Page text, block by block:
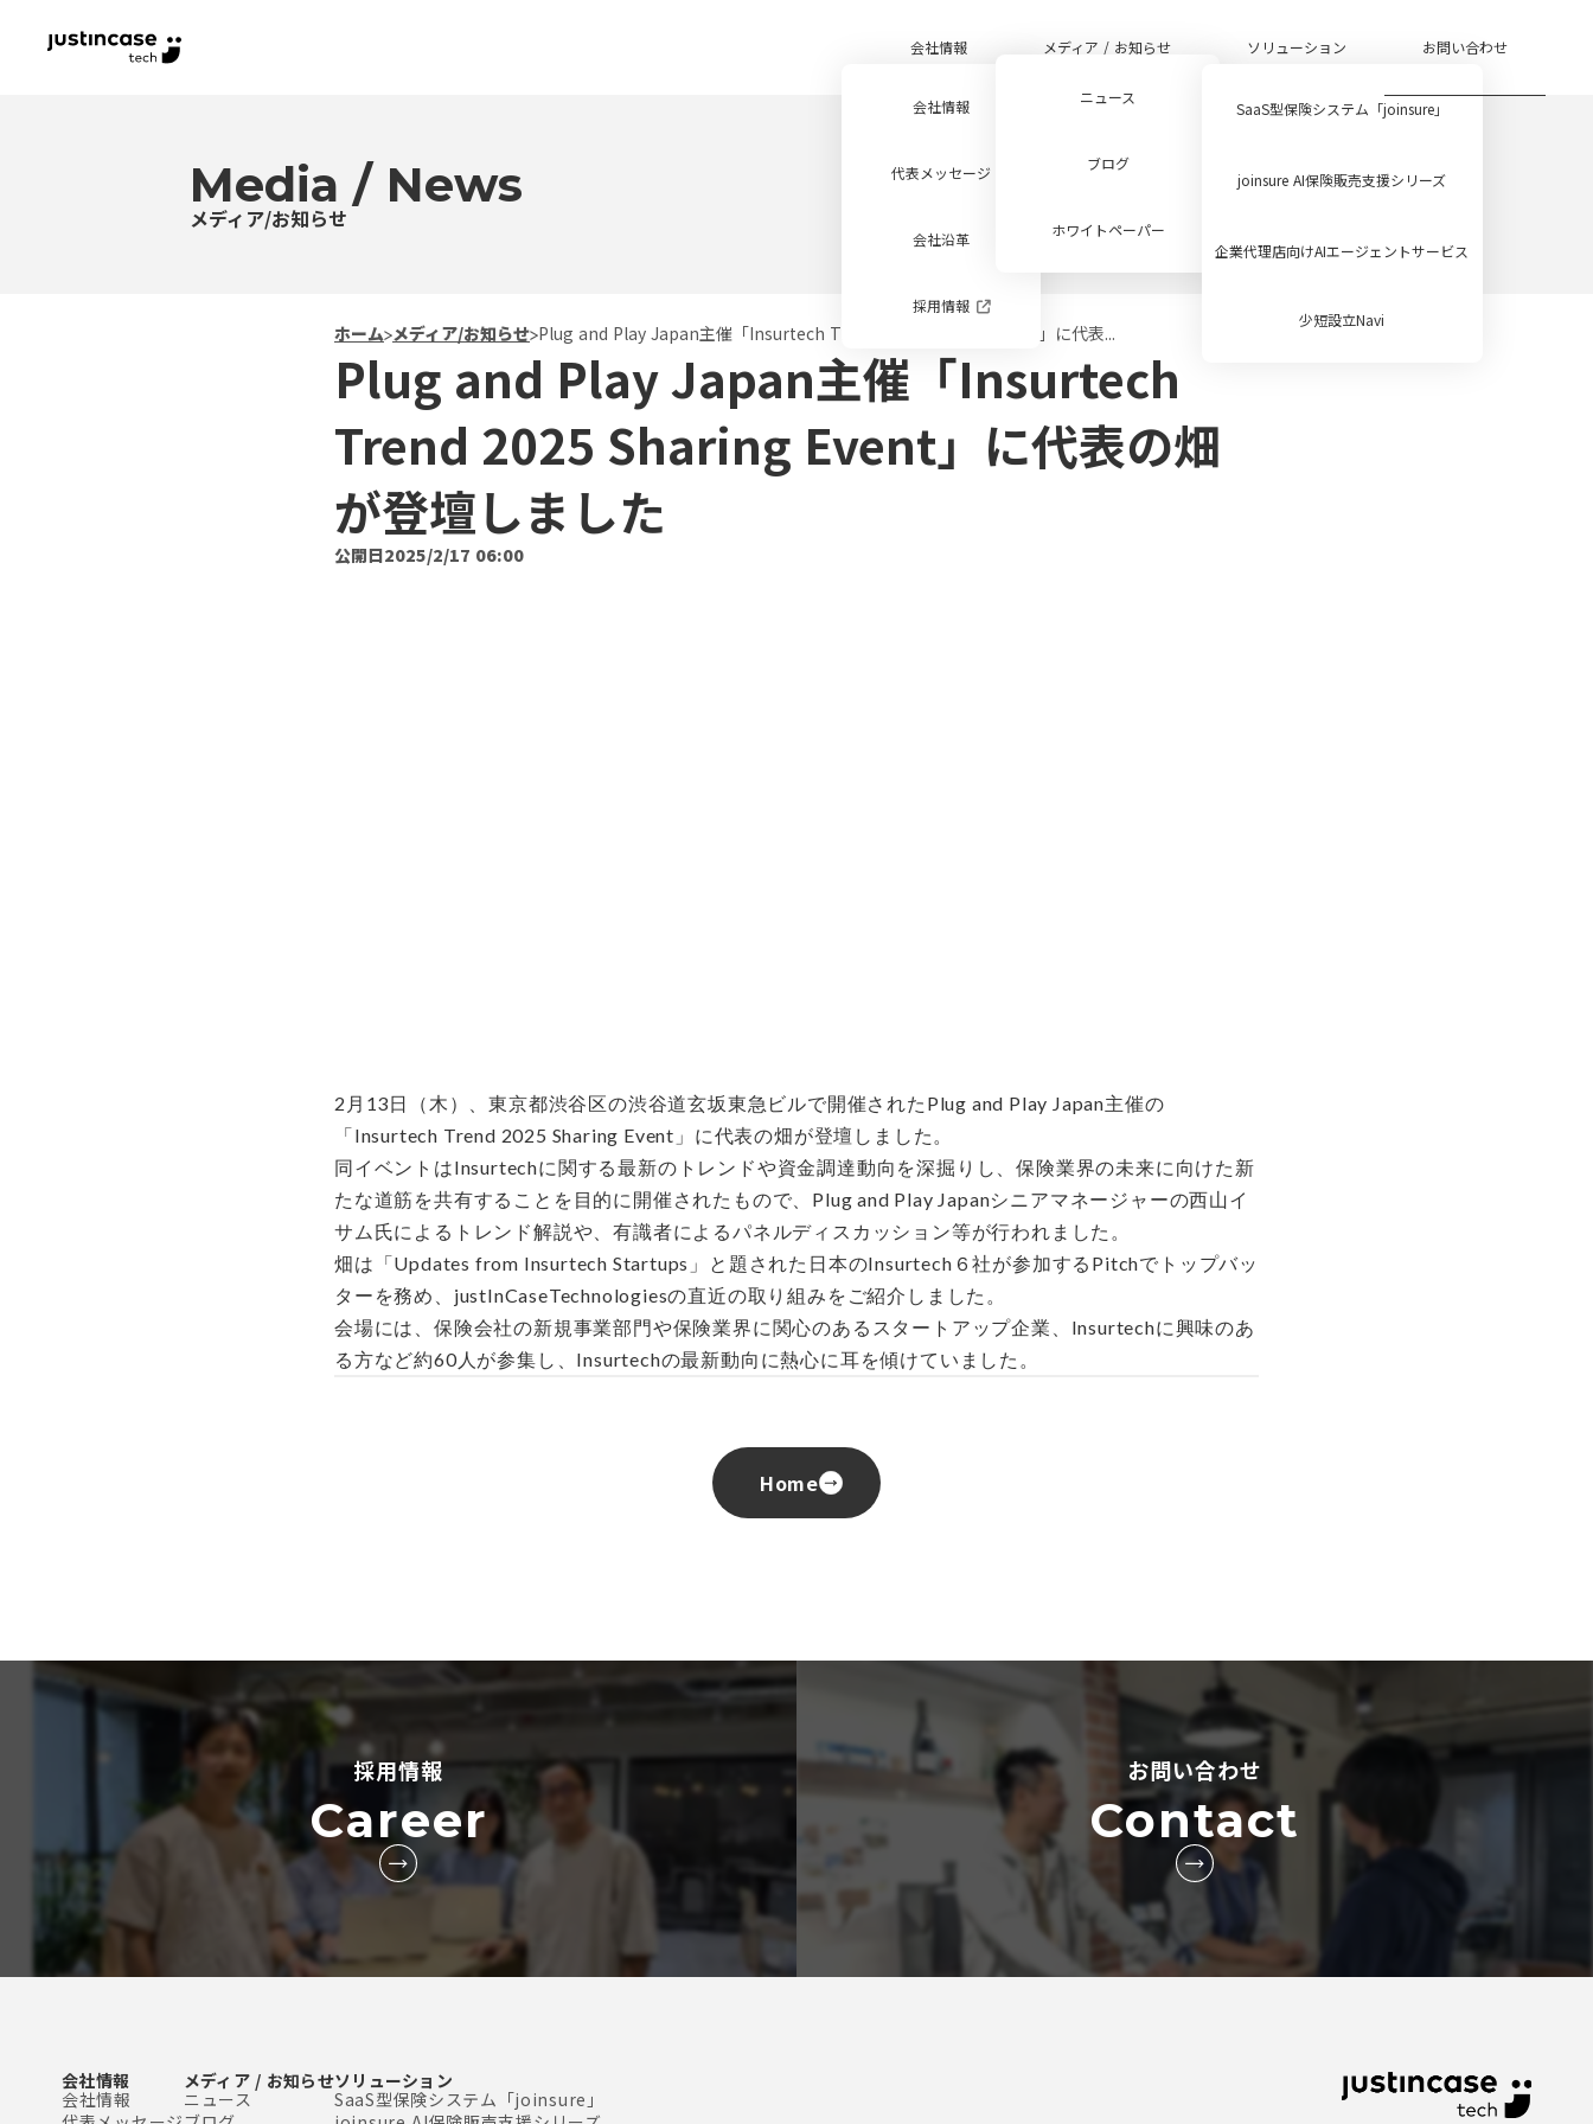
会社情報
会社情報
代表メッセージ
会社沿革
採用情報
メディア / お知らせ
ニュース
ブログ
ホワイトペーパー
ソリューション
SaaS型保険システム「joinsure」
joinsure AI保険販売支援シリーズ
企業代理店向けAIエージェントサービス
少短設立Navi
お問い合わせ
Media / News
メディア/お知らせ
ホーム>メディア/お知らせ>Plug and Play Japan主催「Insurtech Trend 2025 Sharing Event」に代表...
Plug and Play Japan主催「Insurtech
Trend 2025 Sharing Event」に代表の畑
が登壇しました
公開日2025/2/17 06:00
2月13日（木）、東京都渋谷区の渋谷道玄坂東急ビルで開催されたPlug and Play Japan主催の
「Insurtech Trend 2025 Sharing Event」に代表の畑が登壇しました。
同イベントはInsurtechに関する最新のトレンドや資金調達動向を深掘りし、保険業界の未来に向けた新
たな道筋を共有することを目的に開催されたもので、Plug and Play Japanシニアマネージャーの西山イ
サム氏によるトレンド解説や、有識者によるパネルディスカッション等が行われました。
畑は「Updates from Insurtech Startups」と題された日本のInsurtech６社が参加するPitchでトップバッ
ターを務め、justInCaseTechnologiesの直近の取り組みをご紹介しました。
会場には、保険会社の新規事業部門や保険業界に関心のあるスタートアップ企業、Insurtechに興味のあ
る方など約60人が参集し、Insurtechの最新動向に熱心に耳を傾けていました。
Home
採用情報
Career
お問い合わせ
Contact
会社情報
会社情報
メディア / お知らせ
ニュース
ソリューション
SaaS型保険システム「joinsure」